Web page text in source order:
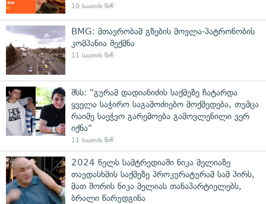
10 საათის წინ
BMG: მთავრობამ გზების მოვლა-პატრონობის
კომპანია შექმნა
11 საათის წინ
შსს: "გურამ დადიანიძის საქმეზე ჩატარდა
ყველა საჭირო საგამოძიებო მოქმედება, თუმცა
რაიმე საეჭვო გარემოება გამოვლენილი ვერ
იქნა"
11 საათის წინ
2024 წელს სამტრედიაში ნიკა მელიაზე
თავდასხმის საქმეზე პროკურატურამ სამ პირს,
მათ შორის ნიკა მელიას თანაპარტიელებს,
ბრალი წარუდგინა